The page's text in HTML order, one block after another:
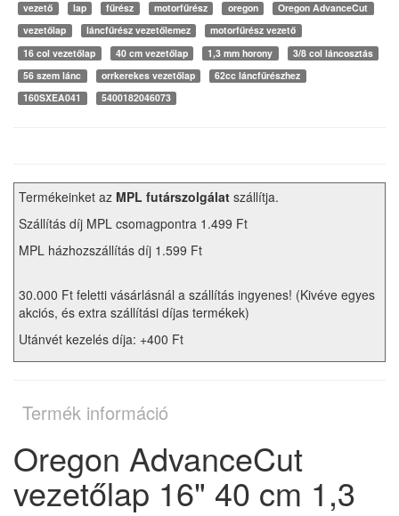
vezető lap fűrész motorfűrész oregon
Oregon AdvanceCut
vezetőlap
láncfűrész vezetőlemez
motorfűrész vezető
16 col vezetőlap
40 cm vezetőlap 1,3 mm horony
3/8 col láncosztás
56 szem lánc
orrkerekes vezetőlap
62cc láncfűrészhez
160SXEA041
5400182046073
Termékeinket az MPL futárszolgálat szállítja.
Szállítás díj MPL csomagpontra 1.499 Ft
MPL házhozszállítás díj 1.599 Ft
30.000 Ft feletti vásárlásnál a szállítás ingyenes! (Kivéve egyes
akciós, és extra szállítási díjas termékek)
Utánvét kezelés díja: +400 Ft
Termék információ
Oregon AdvanceCut
vezetőlap 16" 40 cm 1,3